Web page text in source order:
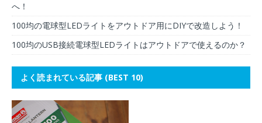
へ！
100均の電球型LEDライトをアウトドア用にDIYで改造しよう！
100均のUSB接続電球型LEDライトはアウトドアで使えるのか？
よく読まれている記事 (BEST 10)